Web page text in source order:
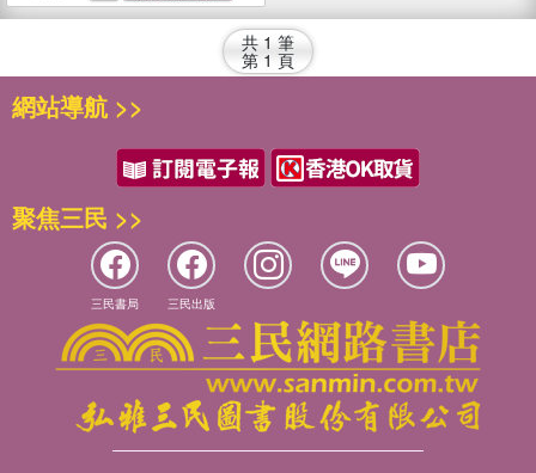
共 1 筆
第 1 頁
網站導航 >>
聚焦三民 >>
三民書局 三民出版